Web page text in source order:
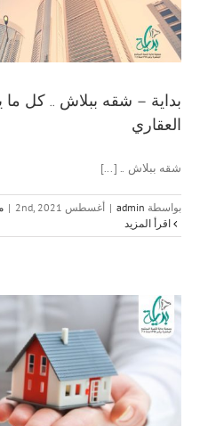
بداية – شقه ببلاش .. كل ما
العقاري
شقه ببلاش .. [...]
بواسطة admin
| أغسطس 2nd, 2021 |